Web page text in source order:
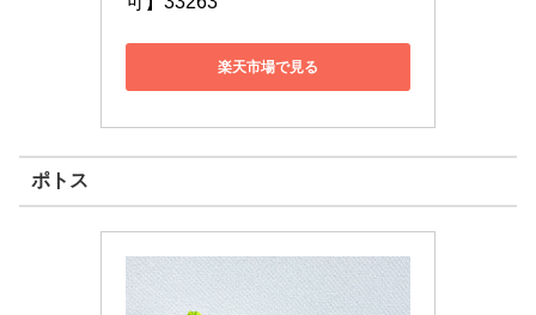
楽天市場で見る
ポトス